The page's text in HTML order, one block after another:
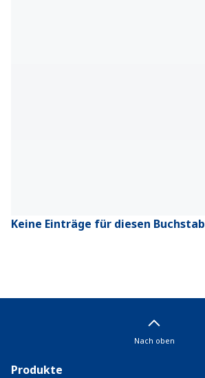
Keine Einträge für diesen
Nach oben
Produkte